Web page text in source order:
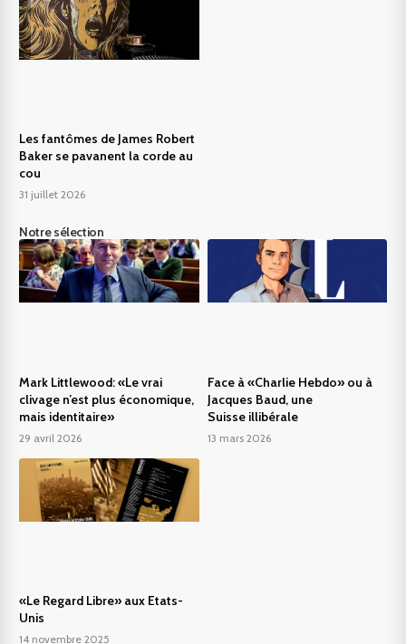
Les fantômes de James Robert
Baker se pavanent la corde au
cou
31 juillet 2026
Notre sélection
Mark Littlewood: «Le vrai
clivage n’est plus économique,
mais identitaire»
29 avril 2026
Face à «Charlie Hebdo» ou à
Jacques Baud, une
Suisse illibérale
13 mars 2026
«Le Regard Libre» aux Etats-
Unis
14 novembre 2025